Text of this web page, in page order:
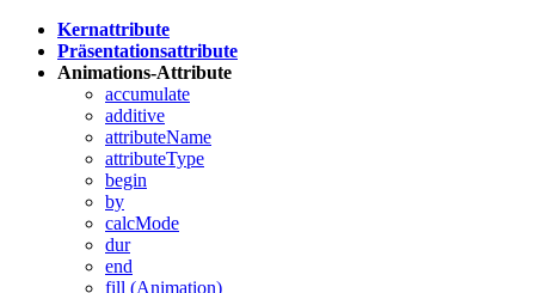
Kernattribute
Präsentationsattribute
Animations-Attribute
accumulate
additive
attributeName
attributeType
begin
by
calcMode
dur
end
fill (Animation)